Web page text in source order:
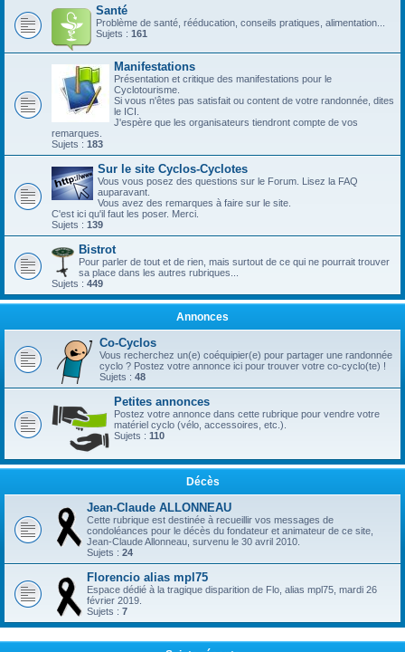
Santé
Problème de santé, rééducation, conseils pratiques, alimentation...
Sujets : 161
Manifestations
Présentation et critique des manifestations pour le
Cyclotourisme.
Si vous n'êtes pas satisfait ou content de votre randonnée, dites
le ICI.
J'espère que les organisateurs tiendront compte de vos
remarques.
Sujets : 183
Sur le site Cyclos-Cyclotes
Vous vous posez des questions sur le Forum. Lisez la FAQ
auparavant.
Vous avez des remarques à faire sur le site.
C'est ici qu'il faut les poser. Merci.
Sujets : 139
Bistrot
Pour parler de tout et de rien, mais surtout de ce qui ne pourrait trouver
sa place dans les autres rubriques...
Sujets : 449
Annonces
Co-Cyclos
Vous recherchez un(e) coéquipier(e) pour partager une randonnée
cyclo ? Postez votre annonce ici pour trouver votre co-cyclo(te) !
Sujets : 48
Petites annonces
Postez votre annonce dans cette rubrique pour vendre votre
matériel cyclo (vélo, accessoires, etc.).
Sujets : 110
Décès
Jean-Claude ALLONNEAU
Cette rubrique est destinée à recueillir vos messages de
condoléances pour le décès du fondateur et animateur de ce site,
Jean-Claude Allonneau, survenu le 30 avril 2010.
Sujets : 24
Florencio alias mpl75
Espace dédié à la tragique disparition de Flo, alias mpl75, mardi 26
février 2019.
Sujets : 7